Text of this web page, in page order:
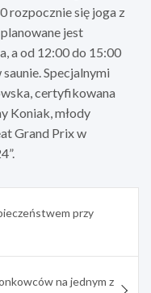
rozpocznie się joga z
jest
a od 12:00 do 15:00
Specjalnymi
certyfikowana
Koniak, młody
Grand Prix w
przy
na jednym z